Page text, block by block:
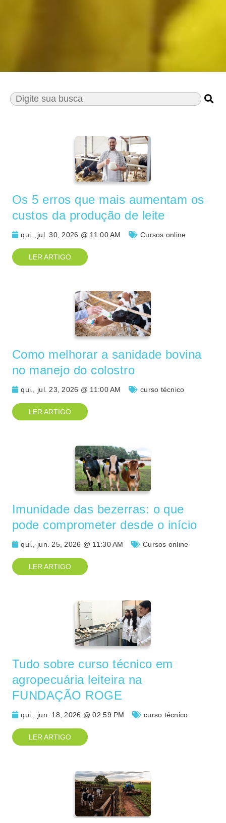
Os 5 erros que mais aumentam os
custos da produção de leite
qui., jul. 30, 2026 @ 11:00 AM Cursos online
LER ARTIGO
Como melhorar a sanidade bovina
no manejo do colostro
qui., jul. 23, 2026 @ 11:00 AM curso técnico
LER ARTIGO
Imunidade das bezerras: o que
pode comprometer desde o início
qui., jun. 25, 2026 @ 11:30 AM Cursos online
LER ARTIGO
Tudo sobre curso técnico em
agropecuária leiteira na
FUNDAÇÃO ROGE
qui., jun. 18, 2026 @ 02:59 PM curso técnico
LER ARTIGO